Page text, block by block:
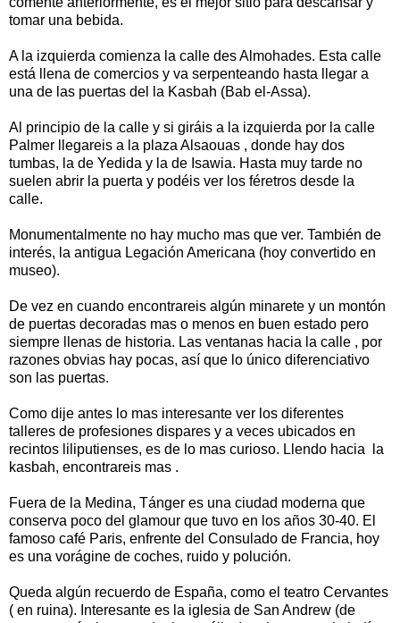
tomar una bebida.
A la izquierda comienza la calle des Almohades. Esta calle
está llena de comercios y va serpenteando hasta llegar a
una de las puertas del la Kasbah (Bab el-Assa).
Al principio de la calle y si giráis a la izquierda por la calle
Palmer llegareis a la plaza Alsaouas , donde hay dos
tumbas, la de Yedida y la de Isawia. Hasta muy tarde no
suelen abrir la puerta y podéis ver los féretros desde la
calle.
Monumentalmente no hay mucho mas que ver. También de
interés, la antigua Legación Americana (hoy convertido en
museo).
De vez en cuando encontrareis algún minarete y un montón
de puertas decoradas mas o menos en buen estado pero
siempre llenas de historia. Las ventanas hacia la calle , por
razones obvias hay pocas, así que lo único diferenciativo
son las puertas.
Como dije antes lo mas interesante ver los diferentes
talleres de profesiones dispares y a veces ubicados en
recintos liliputienses, es de lo mas curioso. Llendo hacia la
kasbah, encontrareis mas .
Fuera de la Medina, Tánger es una ciudad moderna que
conserva poco del glamour que tuvo en los años 30-40. El
famoso café Paris, enfrente del Consulado de Francia, hoy
es una vorágine de coches, ruido y polución.
Queda algún recuerdo de España, como el teatro Cervantes
( en ruina). Interesante es la iglesia de San Andrew (de